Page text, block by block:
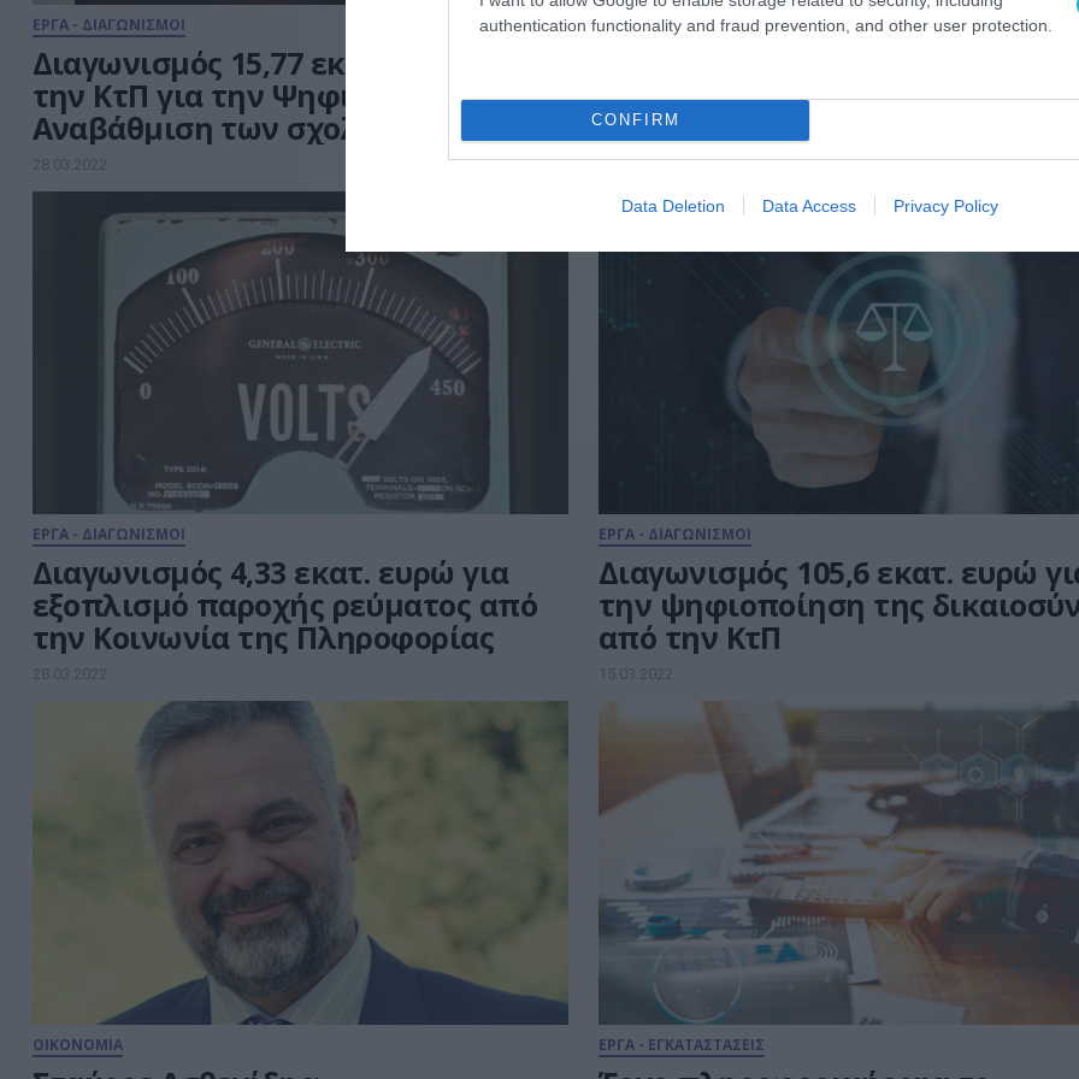
authentication functionality and fraud prevention, and other user protection.
CONFIRM
Data Deletion Data Access Privacy Policy
ΕΡΓΑ - ΔΙΑΓΩΝΙΣΜΟΙ
Διαγωνισμός 15,77 εκατ. ευρώ από
την ΚτΠ για την Ψηφιακή
Αναβάθμιση των σχολείων
28.03.2022
ΕΡΓΑ - ΕΓΚΑΤΑΣΤΑΣΕΙΣ
ΔΟΑΤΑΠ
ΕΡΓΑ - ΔΙΑΓΩΝΙΣΜΟΙ
Διαγωνισμός 4,33 εκατ. ευρώ για
εξοπλισμό παροχής ρεύματος από
την Κοινωνία της Πληροφορίας
28.03.2022
ΕΡΓΑ - ΔΙΑΓΩΝΙΣΜΟΙ
Διαγωνισμός 105,6 εκατ. ευρώ
την ψηφιοποίηση της
από την ΚτΠ
15.03.2022
ΟΙΚΟΝΟΜΙΑ ΕΡΓΑ - ΕΓΚΑΤΑΣΤΑΣΕΙΣ